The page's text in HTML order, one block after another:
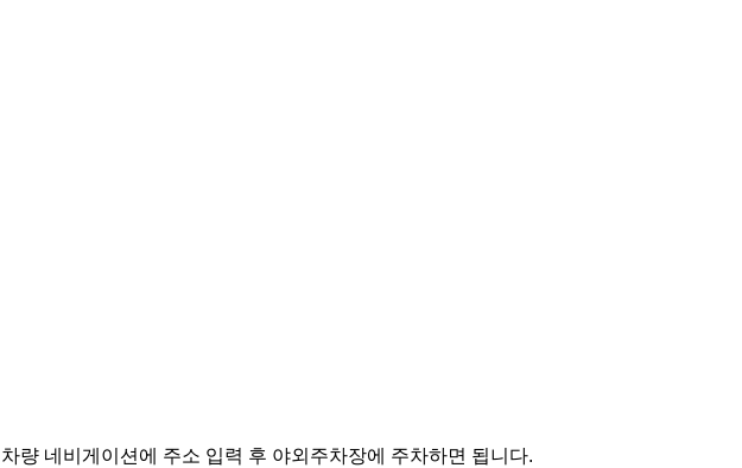
차량 네비게이션에 주소 입력 후 야외주차장에 주차하면 됩니다.